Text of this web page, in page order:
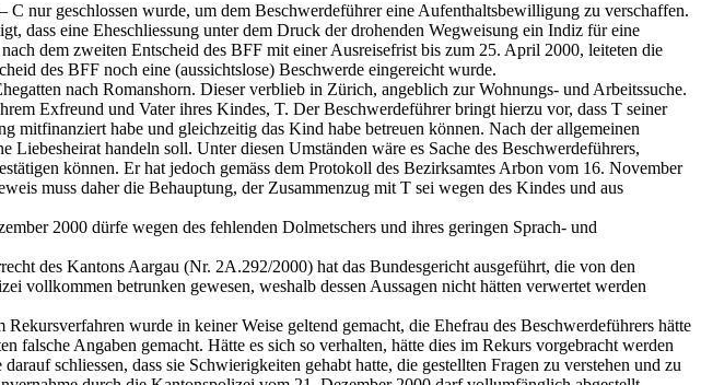
nur geschlossen wurde, um dem Beschwerdeführer eine Aufenthaltsbewilligung zu verschaffen.
dass eine Eheschliessung unter dem Druck der drohenden Wegweisung ein Indiz für eine
dem zweiten Entscheid des BFF mit einer Ausreisefrist bis zum 25. April 2000, leiteten die
des BFF noch eine (aussichtslose) Beschwerde eingereicht wurde.
nach Romanshorn. Dieser verblieb in Zürich, angeblich zur Wohnungs- und Arbeitssuche.
Exfreund und Vater ihres Kindes, T. Der Beschwerdeführer bringt hierzu vor, dass T seiner
mitfinanziert habe und gleichzeitig das Kind habe betreuen können. Nach der allgemeinen
handeln soll. Unter diesen Umständen wäre es Sache des Beschwerdeführers,
können. Er hat jedoch gemäss dem Protokoll des Bezirksamtes Arbon vom 16. November
muss daher die Behauptung, der Zusammenzug mit T sei wegen des Kindes und aus
2000 dürfe wegen des fehlenden Dolmetschers und ihres geringen Sprach- und
des Kantons Aargau (Nr. 2A.292/2000) hat das Bundesgericht ausgeführt, die von den
vollkommen betrunken gewesen, weshalb dessen Aussagen nicht hätten verwertet werden
wurde in keiner Weise geltend gemacht, die Ehefrau des Beschwerdeführers hätte
falsche Angaben gemacht. Hätte es sich so verhalten, hätte dies im Rekurs vorgebracht werden
schliessen, dass sie Schwierigkeiten gehabt hatte, die gestellten Fragen zu verstehen und zu